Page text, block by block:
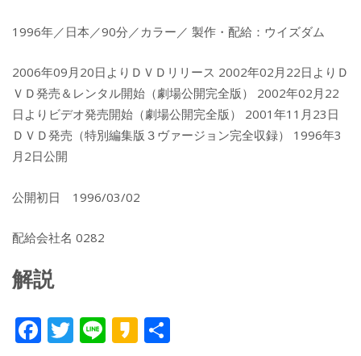
1996年／日本／90分／カラー／ 製作・配給：ウイズダム
2006年09月20日よりＤＶＤリリース 2002年02月22日よりＤ
ＶＤ発売＆レンタル開始（劇場公開完全版） 2002年02月22
日よりビデオ発売開始（劇場公開完全版） 2001年11月23日
ＤＶＤ発売（特別編集版３ヴァージョン完全収録） 1996年3
月2日公開
公開初日 1996/03/02
配給会社名 0282
解説
F T Li K